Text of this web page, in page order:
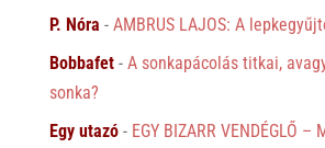
P. Nóra - AMBRUS LAJOS: A
Bobbafet- A sonkapácolás titkai,
sonka?
Egy utazó- EGY BIZARR VENDÉGLŐ